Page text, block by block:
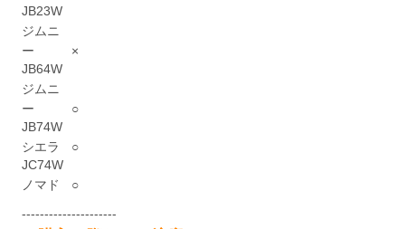
JB23W
ジムニ
ー
×
JB64W
ジムニ
ー
○
JB74W
シエラ
○
JC74W
ノマド
○
---------------------